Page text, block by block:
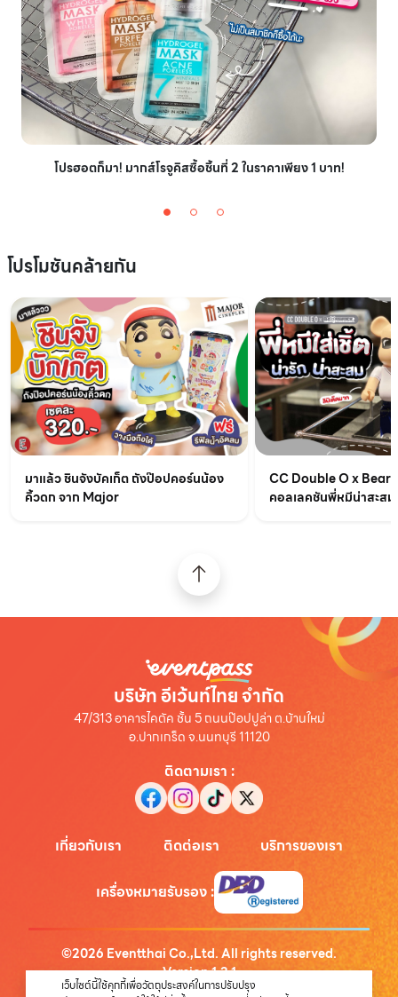
โปรฮอตก็มา! มากส์โรจูคิสซื้อชิ้นที่ 2 ในราคาเพียง 1 บาท!
โปรโมชันคล้ายกัน
มาแล้ว ชินจังบัคเก็ต ถังป๊อปคอร์นน้อง
คิ้วดก จาก Major
CC Double O x
คอลเลคชันพี่หมีน่าสะสม
บริษัท อีเว้นท์ไทย จำกัด
47/313 อาคารไคตัค ชั้น 5 ถนนป๊อปปูล่า ต.บ้านใหม่
อ.ปากเกร็ด จ.นนทบุรี 11120
ติดตามเรา :
เกี่ยวกับเรา ติดต่อเรา บริการของเรา
เครื่องหมายรับรอง:
©2026 Eventthai Co.,Ltd. All rights reserved.
Version1.3.1
เว็บไซต์นี้ใช้คุกกี้เพื่อวัตถุประสงค์ในการปรับปรุง